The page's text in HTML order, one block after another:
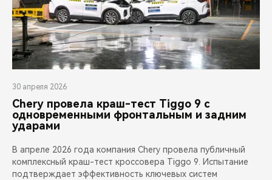
30 апреля 2026
Chery провела краш-тест Tiggo 9 с
одновременными фронтальным и задним
ударами
В апреле 2026 года компания Chery провела публичный
комплексный краш-тест кроссовера Tiggo 9. Испытание
подтверждает эффективность ключевых систем